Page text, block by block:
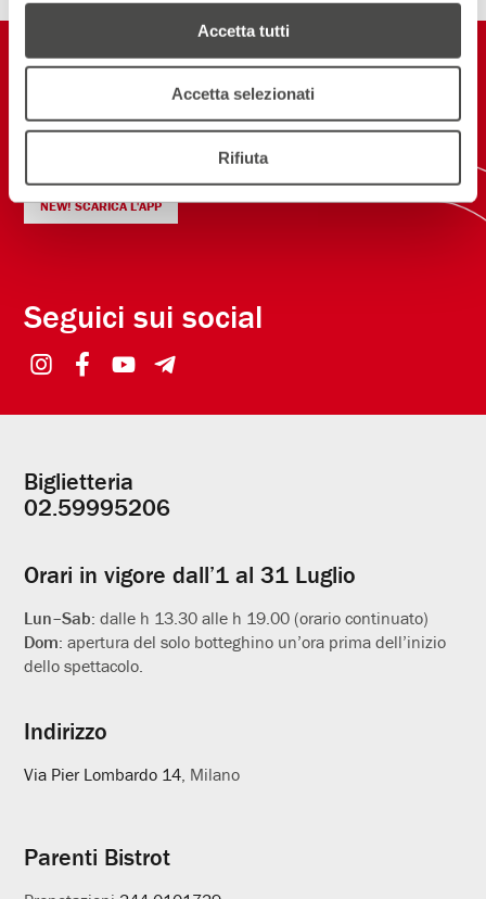
Accetta tutti
Accetta selezionati
Rifiuta
Restiamo in
NEW! SCARICA L'APP
Seguici sui social
Informazioni
utili
Biglietteria
02.59995206
Orari in vigore dall’1 al 31 Luglio
Lun–Sab:dalle h 13.30 alle h 19.00 (orario continuato)
Dom:apertura del solo botteghino un’ora prima dell’inizio
dello spettacolo.
Indirizzo
Via Pier Lombardo 14 , Milano
Parenti Bistrot